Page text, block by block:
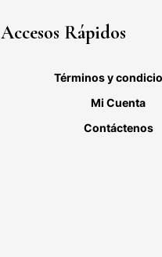
Accesos Rápidos
Términos y
Mi Cuenta
Contáctenos